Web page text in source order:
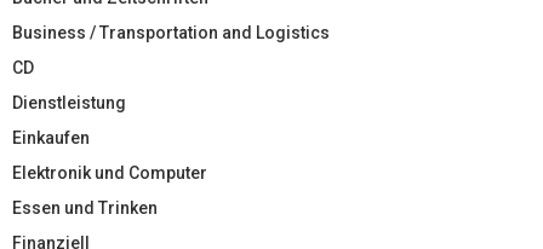
Business / Transportation and Logistics
CD
Dienstleistung
Einkaufen
Elektronik und Computer
Essen und Trinken
Finanziell